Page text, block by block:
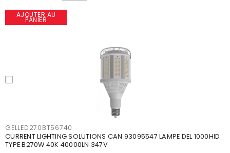
AJOUTER AU
PANIER
GELLED270BT56740
CURRENT LIGHTING SOLUTIONS CAN 93095547 LAMPE DEL 1000HID
TYPE B270W 40K 40000LN 347V